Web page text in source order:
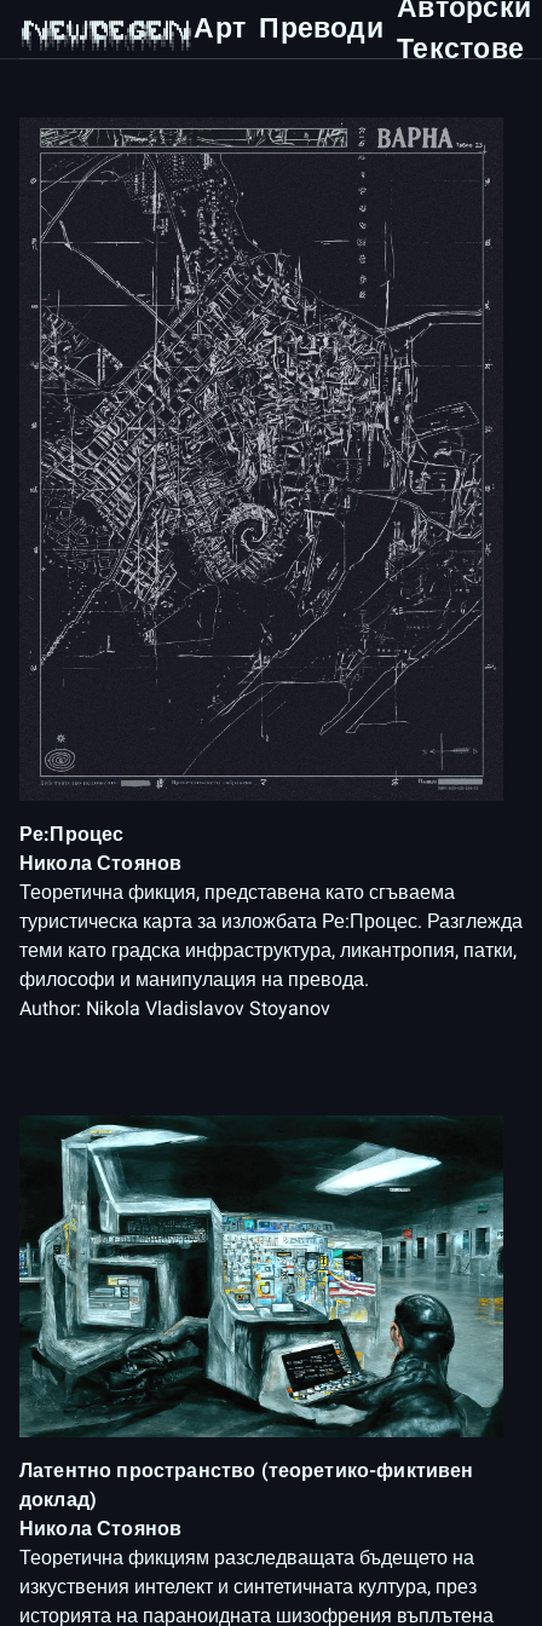
███▄    █ ▓█████  █     █░▓█████▄ ▓█████   ▄████ ▓█████  ███▄    █
██ ▀█   █ ▓█   ▀ ▓█░ █ ░█░▒██▀ ██▌▓█   ▀  ██▒ ▀█▒▓█   ▀  ██ ▀█   █
▓██  ▀█ ██▒▒███   ▒█░ █ ░█ ░██   █▌▒███   ▒██░▄▄▄░▒███   ▓██  ▀█ ██▒
▓██▒  ▐▌██▒▒▓█  ▄ ░█░ █ ░█ ░▓█▄   ▌▒▓█  ▄ ░▓█  ██▓▒▓█  ▄ ▓██▒  ▐▌██▒
▒██░   ▓██░░▒████▒░░██▒██▓ ░▒████▓ ░▒████▒░▒▓███▀▒░▒████▒▒██░   ▓██░
░ ▒░   ▒ ▒ ░░ ▒░ ░░ ▓░▒ ▒   ▒▒▓  ▒ ░░ ▒░ ░ ░▒   ▒ ░░ ▒░ ░░ ▒░   ▒ ▒
░ ░░   ░ ▒░ ░ ░  ░  ▒ ░ ░   ░ ▒  ▒  ░ ░  ░  ░   ░  ░ ░  ░░ ░░   ░ ▒░ Арт Преводи
Авторски
Текстове
Ре:Процес
Никола Стоянов
Теоретична фикция, представена като сгъваема
туристическа карта за изложбата Ре:Процес. Разглежда
теми като градска инфраструктура, ликантропия, патки,
философи и манипулация на превода.
Author: Nikola Vladislavov Stoyanov
Латентно пространство (теоретико-фиктивен
доклад)
Никола Стоянов
Теоретична фикциям разследващата бъдещето на
изкуствения интелект и синтетичната култура, през
историята на параноидната шизофрения въплътена